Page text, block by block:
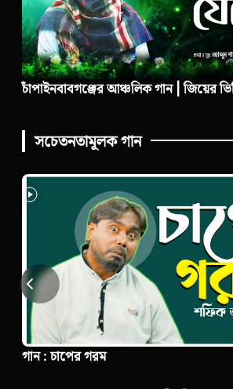
চাঁপাইনবাবগঞ্জের আঞ্চলিক গান | জিয়ের
সচেতনতামূলক গান
সচেতনতামূলক গান : নিরাপদ ভ্রমণ